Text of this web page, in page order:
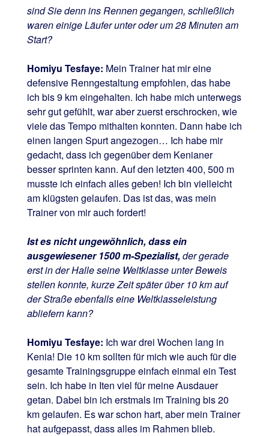
sind Sie denn ins Rennen gegangen, schließlich
waren einige Läufer unter oder um 28 Minuten am
Start?
Homiyu Tesfaye: Mein Trainer hat mir eine
defensive Renngestaltung empfohlen, das habe
ich bis 9 km eingehalten. Ich habe mich unterwegs
sehr gut gefühlt, war aber zuerst erschrocken, wie
viele das Tempo mithalten konnten. Dann habe ich
einen langen Spurt angezogen… Ich habe mir
gedacht, dass ich gegenüber dem Kenianer
besser sprinten kann. Auf den letzten 400, 500 m
musste ich einfach alles geben! Ich bin vielleicht
am klügsten gelaufen. Das ist das, was mein
Trainer von mir auch fordert!
Ist es nicht ungewöhnlich, dass ein
ausgewiesener 1500 m-Spezialist,der gerade
erst in der Halle seine Weltklasse unter Beweis
stellen konnte, kurze Zeit später über 10 km auf
der Straße ebenfalls eine Weltklasseleistung
abliefern kann?
Homiyu Tesfaye: Ich war drei Wochen lang in
Kenia! Die 10 km sollten für mich wie auch für die
gesamte Trainingsgruppe einfach einmal ein Test
sein. Ich habe in Iten viel für meine Ausdauer
getan. Dabei bin ich erstmals im Training bis 20
km gelaufen. Es war schon hart, aber mein Trainer
hat aufgepasst, dass alles im Rahmen blieb.